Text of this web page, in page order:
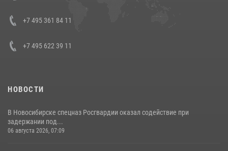
+7 495 361 84 11
+7 495 622 39 11
НОВОСТИ
В Новосибирске спецназ Росгвардии оказал содействие при
задержании под...
06 августа 2026, 07:09